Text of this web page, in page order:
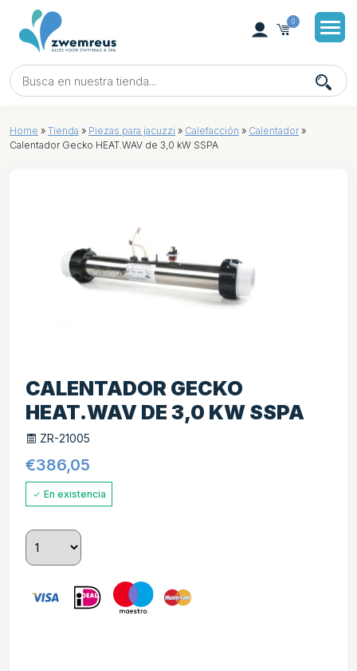
0
Home » Tienda » Piezas para jacuzzi » Calefacción » Calentador »
Calentador Gecko HEAT.WAV de 3,0 kW SSPA
CALENTADOR GECKO
HEAT.WAV DE 3,0 KW SSPA
ZR-21005
€386,05
En existencia